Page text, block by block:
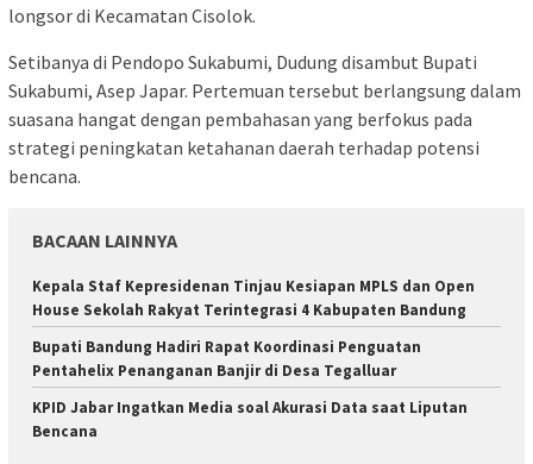
longsor di Kecamatan Cisolok.
Setibanya di Pendopo Sukabumi, Dudung disambut Bupati
Sukabumi, Asep Japar. Pertemuan tersebut berlangsung dalam
suasana hangat dengan pembahasan yang berfokus pada
strategi peningkatan ketahanan daerah terhadap potensi
bencana.
BACAAN LAINNYA
Kepala Staf Kepresidenan Tinjau Kesiapan MPLS dan Open
House Sekolah Rakyat Terintegrasi 4 Kabupaten Bandung
Bupati Bandung Hadiri Rapat Koordinasi Penguatan
Pentahelix Penanganan Banjir di Desa Tegalluar
KPID Jabar Ingatkan Media soal Akurasi Data saat Liputan
Bencana